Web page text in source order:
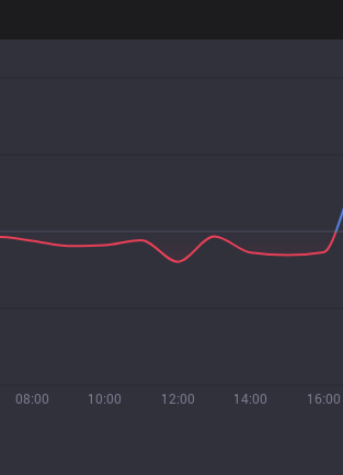
08:00 10:00 12:00 14:00 16:00